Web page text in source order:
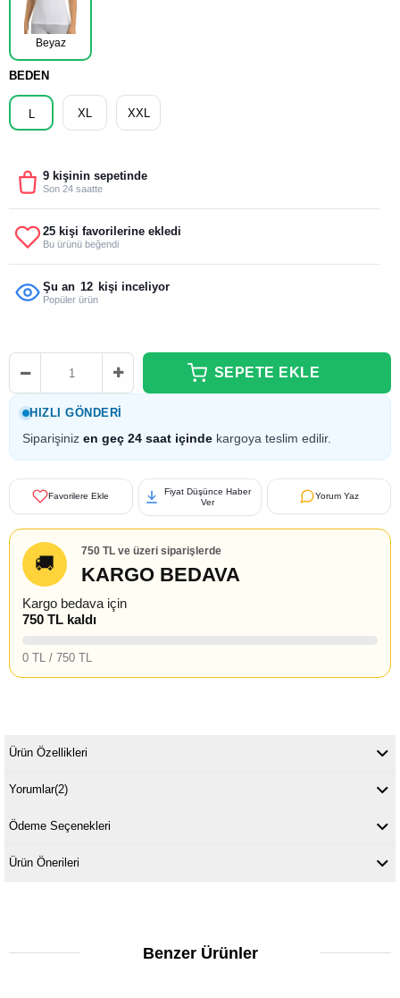
Beyaz
BEDEN
L XL XXL
9 kişinin sepetinde
Son 24 saatte
25 kişi favorilerine ekledi
Bu ürünü beğendi
Şu an 12 kişi inceliyor
Popüler ürün
HIZLI GÖNDERI
Siparişiniz en geç 24 saat içinde kargoya teslim edilir.
Favorilere Ekle
Fiyat Düşünce Haber
Ver
Yorum Yaz
🚚
750 TL ve üzeri siparişlerde
KARGO BEDAVA
Kargo bedava için
750 TL kaldı
0 TL / 750 TL
Ürün Özellikleri
Yorumlar(2)
Ödeme Seçenekleri
Ürün Önerileri
Benzer Ürünler